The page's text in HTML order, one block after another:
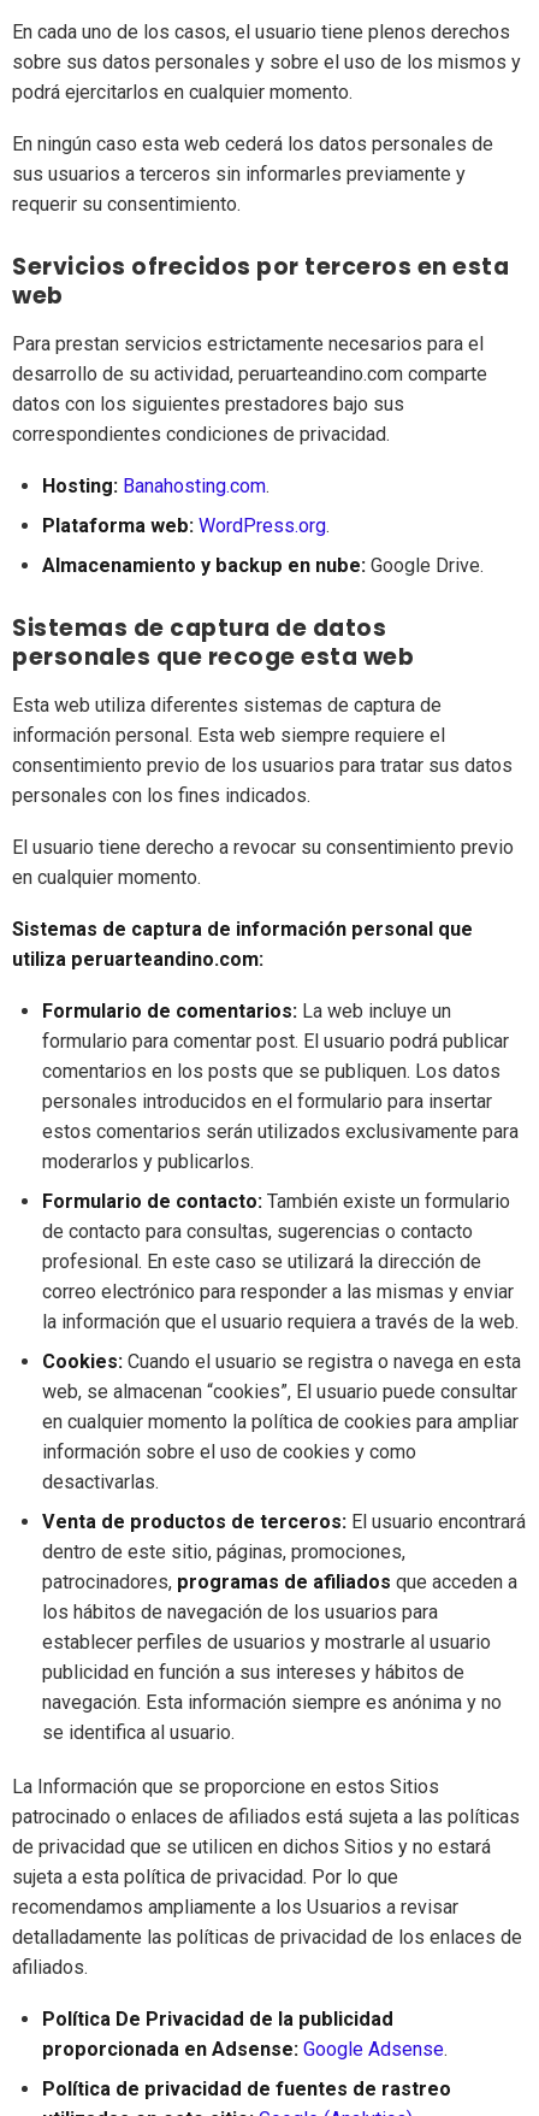
En cada uno de los casos, el usuario tiene plenos derechos
sobre sus datos personales y sobre el uso de los mismos y
podrá ejercitarlos en cualquier momento.
En ningún caso esta web cederá los datos personales de
sus usuarios a terceros sin informarles previamente y
requerir su consentimiento.
Servicios ofrecidos por terceros en esta
web
Para prestan servicios estrictamente necesarios para el
desarrollo de su actividad, peruarteandino.com comparte
datos con los siguientes prestadores bajo sus
correspondientes condiciones de privacidad.
Hosting: Banahosting.com.
Plataforma web: WordPress.org.
Almacenamiento y backup en nube: Google Drive.
Sistemas de captura de datos
personales que recoge esta web
Esta web utiliza diferentes sistemas de captura de
información personal. Esta web siempre requiere el
consentimiento previo de los usuarios para tratar sus datos
personales con los fines indicados.
El usuario tiene derecho a revocar su consentimiento previo
en cualquier momento.
Sistemas de captura de información personal que
utiliza peruarteandino.com:
Formulario de comentarios: La web incluye un
formulario para comentar post. El usuario podrá publicar
comentarios en los posts que se publiquen. Los datos
personales introducidos en el formulario para insertar
estos comentarios serán utilizados exclusivamente para
moderarlos y publicarlos.
Formulario de contacto: También existe un formulario
de contacto para consultas, sugerencias o contacto
profesional. En este caso se utilizará la dirección de
correo electrónico para responder a las mismas y enviar
la información que el usuario requiera a través de la web.
Cookies: Cuando el usuario se registra o navega en esta
web, se almacenan “cookies”, El usuario puede consultar
en cualquier momento la política de cookies para ampliar
información sobre el uso de cookies y como
desactivarlas.
Venta de productos de terceros: El usuario encontrará
dentro de este sitio, páginas, promociones,
patrocinadores, programas de afiliados que acceden a
los hábitos de navegación de los usuarios para
establecer perfiles de usuarios y mostrarle al usuario
publicidad en función a sus intereses y hábitos de
navegación. Esta información siempre es anónima y no
se identifica al usuario.
La Información que se proporcione en estos Sitios
patrocinado o enlaces de afiliados está sujeta a las políticas
de privacidad que se utilicen en dichos Sitios y no estará
sujeta a esta política de privacidad. Por lo que
recomendamos ampliamente a los Usuarios a revisar
detalladamente las políticas de privacidad de los enlaces de
afiliados.
Política De Privacidad de la publicidad
proporcionada en Adsense: Google Adsense.
Política de privacidad de fuentes de rastreo